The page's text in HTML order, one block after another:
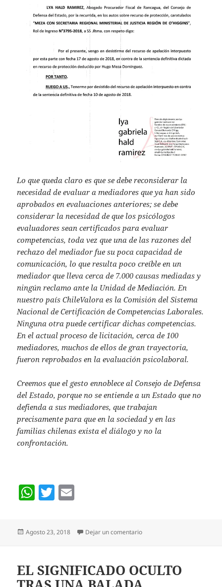
Lo que queda claro es que se debe reconsiderar la
necesidad de evaluar a mediadores que ya han sido
aprobados en evaluaciones anteriores; se debe
considerar la necesidad de que los psicólogos
evaluadores sean certificados para evaluar
competencias, toda vez que una de las razones del
rechazo del mediador fue su poca capacidad de
comunicación, lo que resulta poco creíble en un
mediador que lleva cerca de 7.000 causas mediadas y
ningún reclamo ante la Unidad de Mediación. En
nuestro país ChileValora es la Comisión del Sistema
Nacional de Certificación de Competencias Laborales.
Ninguna otra puede certificar dichas competencias.
En el actual proceso de licitación, cerca de 100
mediadores, muchos de ellos de gran trayectoria,
fueron reprobados en la evaluación psicolaboral.
Creemos que el gesto ennoblece al Consejo de Defensa
del Estado, porque no se entiende a un Estado que no
defienda a sus mediadores, que trabajan
precisamente para que en la sociedad y en las
familias chilenas exista el diálogo y no la
confrontación.
W
at
s
p
T
itt
er
ai
l
Publicado
Agosto 23, 2018 Dejar un comentarioen CONSEJO DE DEFENSA
EL SIGNIFICADO OCULTO